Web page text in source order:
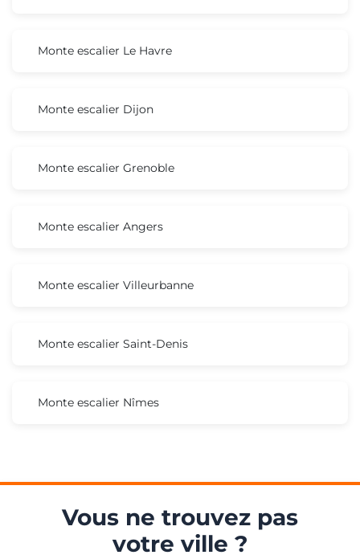
Monte escalier Le Havre
Monte escalier Dijon
Monte escalier Grenoble
Monte escalier Angers
Monte escalier Villeurbanne
Monte escalier Saint-Denis
Monte escalier Nîmes
Vous ne trouvez pas
votre ville ?